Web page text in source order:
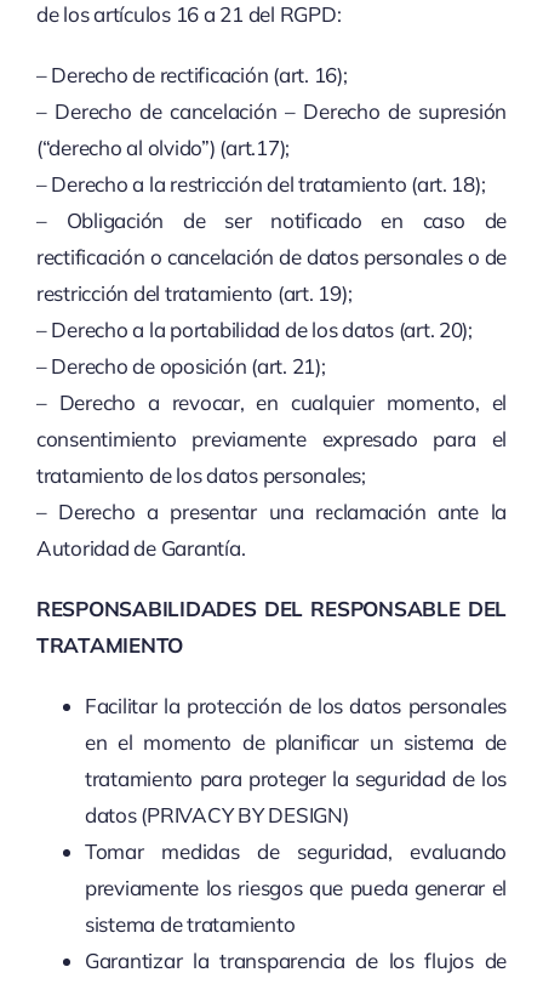
de los artículos 16 a 21 del RGPD:
– Derecho de rectificación (art. 16);
– Derecho de cancelación – Derecho de supresión
(“derecho al olvido”) (art.17);
– Derecho a la restricción del tratamiento (art. 18);
– Obligación de ser notificado en caso de
rectificación o cancelación de datos personales o de
restricción del tratamiento (art. 19);
– Derecho a la portabilidad de los datos (art. 20);
– Derecho de oposición (art. 21);
– Derecho a revocar, en cualquier momento, el
consentimiento previamente expresado para el
tratamiento de los datos personales;
– Derecho a presentar una reclamación ante la
Autoridad de Garantía.
RESPONSABILIDADES DEL RESPONSABLE DEL
TRATAMIENTO
Facilitar la protección de los datos personales
en el momento de planificar un sistema de
tratamiento para proteger la seguridad de los
datos (PRIVACY BY DESIGN)
Tomar medidas de seguridad, evaluando
previamente los riesgos que pueda generar el
sistema de tratamiento
Garantizar la transparencia de los flujos de